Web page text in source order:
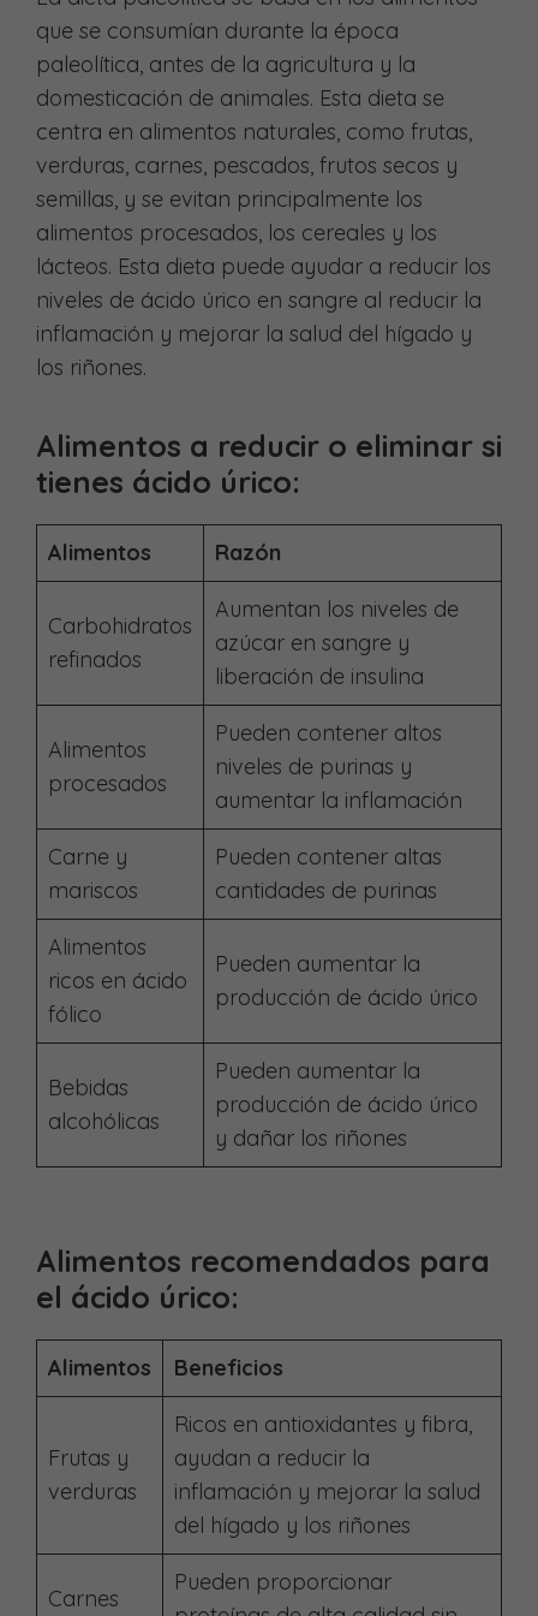
que se consumían durante la época
paleolítica, antes de la agricultura y la
domesticación de animales. Esta dieta se
centra en alimentos naturales, como frutas,
verduras, carnes, pescados, frutos secos y
semillas, y se evitan principalmente los
alimentos procesados, los cereales y los
lácteos. Esta dieta puede ayudar a reducir los
niveles de ácido úrico en sangre al reducir la
inflamación y mejorar la salud del hígado y
los riñones.
Alimentos a reducir o eliminar si
tienes ácido úrico:
Alimentos Razón
Carbohidratos
refinados
Aumentan los niveles de
azúcar en sangre y
liberación de insulina
Alimentos
procesados
Pueden contener altos
niveles de purinas y
aumentar la inflamación
Carne y
mariscos
Pueden contener altas
cantidades de purinas
Alimentos
ricos en ácido
fólico
Pueden aumentar la
producción de ácido úrico
Bebidas
alcohólicas
Pueden aumentar la
producción de ácido úrico
y dañar los riñones
Alimentos recomendados para
el ácido úrico:
Alimentos Beneficios
Frutas y
verduras
Ricos en antioxidantes y fibra,
ayudan a reducir la
inflamación y mejorar la salud
del hígado y los riñones
Carnes
Pueden proporcionar